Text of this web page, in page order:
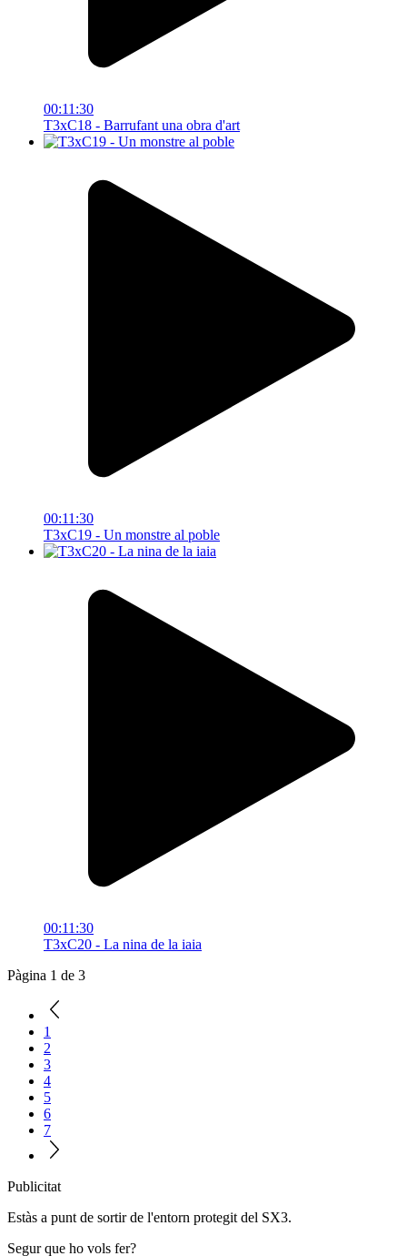
00:11:30
T3xC18 - Barrufant una obra d'art
00:11:30
T3xC19 - Un monstre al poble
00:11:30
T3xC20 - La nina de la iaia
Pàgina 1 de 3
1
2
3
4
5
6
7
Publicitat
Estàs a punt de sortir de l'entorn protegit del SX3.
Segur que ho vols fer?